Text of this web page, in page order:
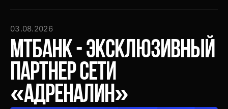
03.08.2026
МТБанк - эксклюзивный
партнер сети
«Адреналин»